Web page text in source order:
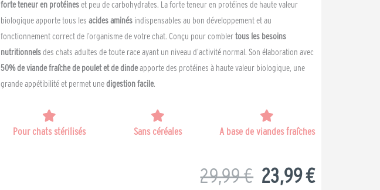
forte teneur en protéineset peu de carbohydrates. La forte teneur en protéines de haute valeur
biologique apporte tous les acides aminés indispensables au bon développement et au
fonctionnement correct de l’organisme de votre chat. Conçu pour comblertous les besoins
nutritionnelsdes chats adultes de toute race ayant un niveau d’activité normal. Son élaboration avec
50% de viande fraîche de poulet et de dindeapporte des protéines à haute valeur biologique, une
grande appétibilité et permet unedigestion facile.
Pour chats stérilisés Sans céréales A base de viandes fraîches
29,99€ Le
23,99€Le